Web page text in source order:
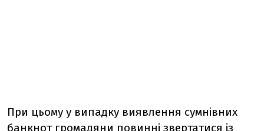
При цьому у випадку виявлення сумнівних
банкнот громадяни повинні звертатися із